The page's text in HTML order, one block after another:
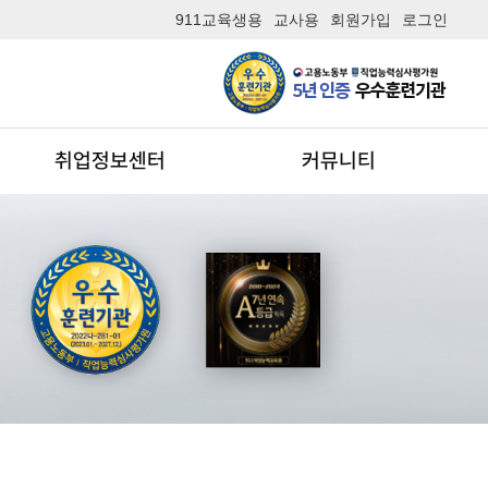
911교육생용 교사용 회원가입 로그인
취업정보센터 커뮤니티